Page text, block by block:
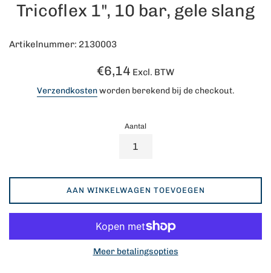
Tricoflex 1", 10 bar, gele slang
Artikelnummer: 2130003
Normale
€6,14 Excl. BTW
Verzendkostenworden berekend bij de checkout.
Aantal
AAN WINKELWAGEN TOEVOEGEN
Meer betalingsopties